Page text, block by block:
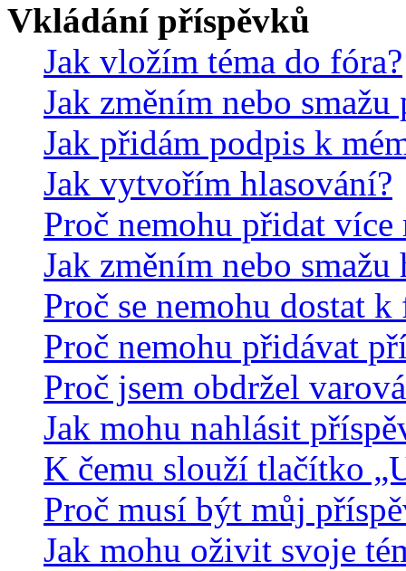
Vkládání příspěvků
Jak vložím téma do fóra?
Jak změním nebo smažu
Jak přidám podpis k
Jak vytvořím hlasování?
Proč nemohu přidat
Jak změním nebo smažu
Proč se nemohu dostat k
Proč nemohu přidávat
Proč jsem obdržel
Jak mohu nahlásit
K čemu slouží tlačítko
Proč musí být můj
Jak mohu oživit svoje